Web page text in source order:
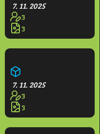
7. 11. 2025
3
3
7. 11. 2025
3
3